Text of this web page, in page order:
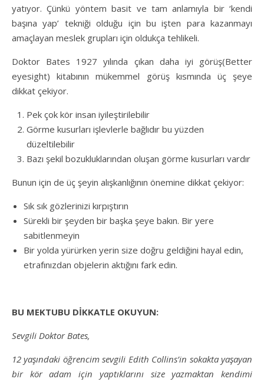
yatıyor. Çünkü yöntem basit ve tam anlamıyla bir ‘kendi
başına yap’ tekniği olduğu için bu işten para kazanmayı
amaçlayan meslek grupları için oldukça tehlikeli.
Doktor Bates 1927 yılında çıkan daha iyi görüş(Better
eyesight) kitabının mükemmel görüş kısmında üç şeye
dikkat çekiyor.
Pek çok kör insan iyileştirilebilir
Görme kusurları işlevlerle bağlıdır bu yüzden
düzeltilebilir
Bazı şekil bozukluklarından oluşan görme kusurları vardır
Bunun için de üç şeyin alışkanlığının önemine dikkat çekiyor:
Sık sık gözlerinizi kırpıştırın
Sürekli bir şeyden bir başka şeye bakın. Bir yere
sabitlenmeyin
Bir yolda yürürken yerin size doğru geldiğini hayal edin,
etrafınızdan objelerin aktığını fark edin.
BU MEKTUBU DİKKATLE OKUYUN:
Sevgili Doktor Bates,
12 yaşındaki öğrencim sevgili Edith Collins’in sokakta yaşayan
bir kör adam için yaptıklarını size yazmaktan kendimi